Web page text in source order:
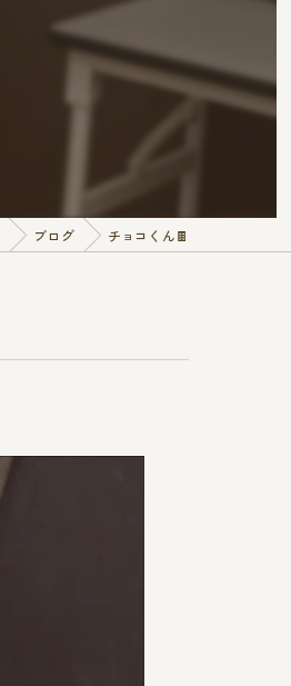
ブログ チョコくん🍫